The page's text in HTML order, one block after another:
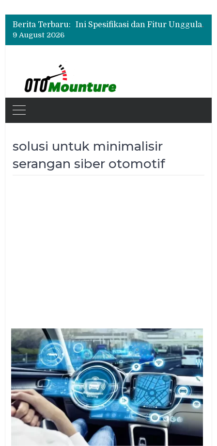
Berita Terbaru:
New Daihatsu Sigra 1.2R Punya Tampilan Lebih Sporty, Ini Fitur dan Spesifikasinya
Ini Spesifikasi dan Fitur Unggulan Chery Tiggo V
New Daihatsu Sigra 1.2R Punya Tampilan Lebih Sporty, Ini Fitur dan Spesifikasinya
9 August 2026
solusi untuk minimalisir
serangan siber otomotif